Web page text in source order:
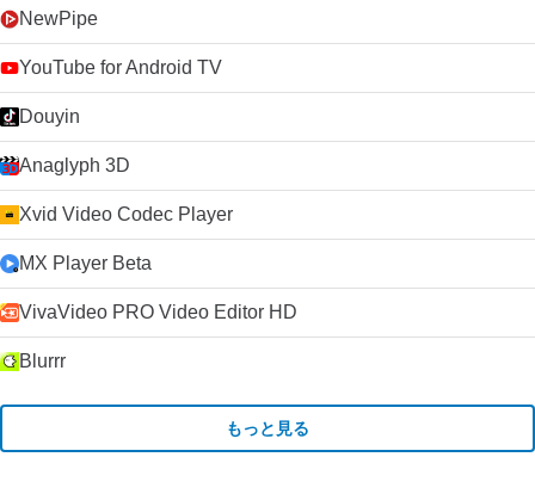
NewPipe
YouTube for Android TV
Douyin
Anaglyph 3D
Xvid Video Codec Player
MX Player Beta
VivaVideo PRO Video Editor HD
Blurrr
もっと見る